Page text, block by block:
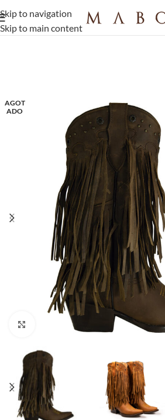
Skip to navigation
Skip to main content
AGOT
ADO
Clic para ampliar